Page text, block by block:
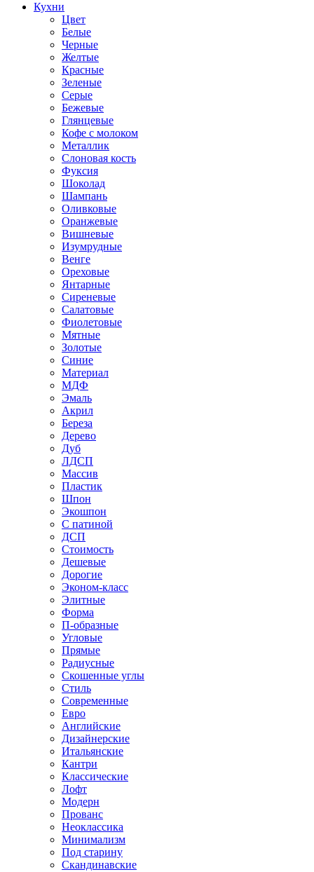
Кухни
Цвет
Белые
Черные
Желтые
Красные
Зеленые
Серые
Бежевые
Глянцевые
Кофе с молоком
Металлик
Слоновая кость
Фуксия
Шоколад
Шампань
Оливковые
Оранжевые
Вишневые
Изумрудные
Венге
Ореховые
Янтарные
Сиреневые
Салатовые
Фиолетовые
Мятные
Золотые
Синие
Материал
МДФ
Эмаль
Акрил
Береза
Дерево
Дуб
ЛДСП
Массив
Пластик
Шпон
Экошпон
С патиной
ДСП
Стоимость
Дешевые
Дорогие
Эконом-класс
Элитные
Форма
П-образные
Угловые
Прямые
Радиусные
Скошенные углы
Стиль
Современные
Евро
Английские
Дизайнерские
Итальянские
Кантри
Классические
Лофт
Модерн
Прованс
Неоклассика
Минимализм
Под старину
Скандинавские